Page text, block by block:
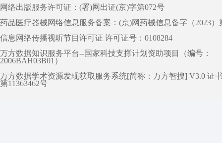
网络出版服务许可证：(署)网出证(京)字第072号
药品医疗器械网络信息服务备案：(京)网药械信息备字（2023）
信息网络传播视听节目许可证 许可证号：0108284
万方数据知识服务平台--国家科技支撑计划资助项目（编号：
2006BAH03B01）
万方数据学术资源发现获取服务系统[简称：万方智搜] V3.0 证
第11363462号